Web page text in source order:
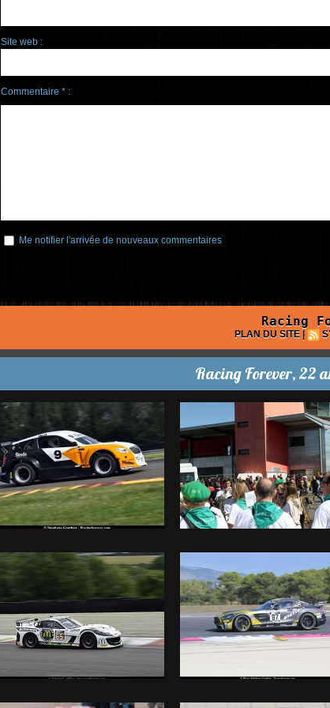
Site web :
Commentaire * :
Me notifier l'arrivée de nouveaux commentaires
Racing
PLAN DU SITE |
Racing Forever, 22